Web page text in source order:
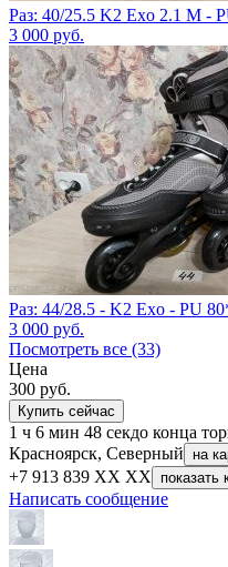
Раз: 40/25.5 K2 Exo 2.1 M -
3 000 руб.
Раз: 44/28.5 - K2 Exo - PU
3 000 руб.
Посмотреть все (33)
Цена
300 руб.
Купить сейчас
1 ч 6 мин 48 секдо конца
Красноярск, Северный
на
+7 913 839 XX XX показать
Написать сообщение